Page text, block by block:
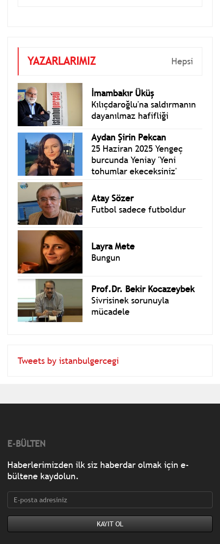
YAZARLARIMIZ Hepsi
İmambakır Üküş
Kılıçdaroğlu'na saldırmanın
dayanılmaz hafifliği
Aydan Şirin Pekcan
25 Haziran 2025 Yengeç
burcunda Yeniay 'Yeni
tohumlar ekeceksiniz'
Atay Sözer
Futbol sadece futboldur
Layra Mete
Bungun
Prof.Dr. Bekir Kocazeybek
Sivrisinek sorunuyla
mücadele
Tweets by istanbulgercegi
E-BÜLTEN
Haberlerimizden ilk siz haberdar olmak için e-
bültene kaydolun.